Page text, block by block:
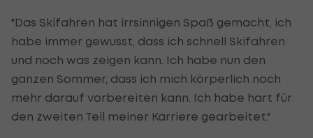
"Das Skifahren hat irrsinnigen Spaß gemacht, ich
habe immer gewusst, dass ich schnell Skifahren
und noch was zeigen kann. Ich habe nun den
ganzen Sommer, dass ich mich körperlich noch
mehr darauf vorbereiten kann. Ich habe hart für
den zweiten Teil meiner Karriere gearbeitet."